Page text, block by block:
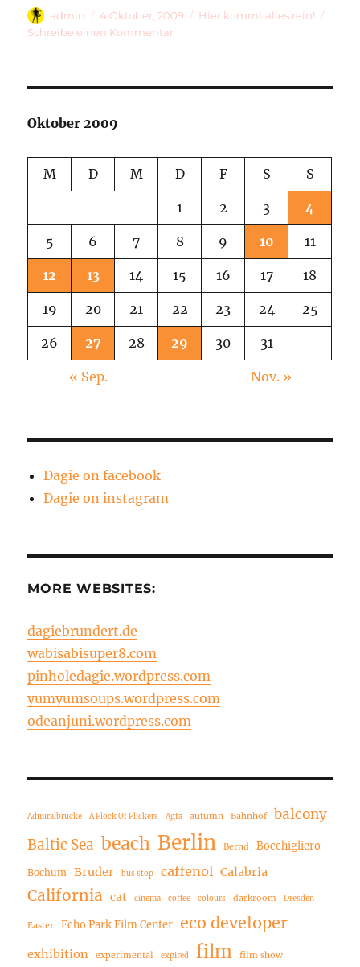
Autor
admin
Veröffentlicht
am
4 Oktober, 2009 Kategorien
Hier kommt alles rein!
Schreibe einen Kommentarzu
Oktober 2009
M D M D F S S
1 2 3 4
5 6 7 8 9 10 11
12 13 14 15 16 17 18
19 20 21 22 23 24 25
26 27 28 29 30 31
« Sep. Nov. »
Dagie on facebook
Dagie on instagram
MORE WEBSITES:
dagiebrundert.de
wabisabisuper8.com
pinholedagie.wordpress.com
yumyumsoups.wordpress.com
odeanjuni.wordpress.com
Admiralbrücke A Flock Of Flickers Agfa autumn Bahnhof
balcony
Baltic Sea beach Berlin Bernd Bocchigliero
Bochum Bruder bus stop caffenol Calabria
California cat cinema coffee colours darkroom Dresden
Easter Echo Park Film Center eco developer
exhibition experimental expired film film show